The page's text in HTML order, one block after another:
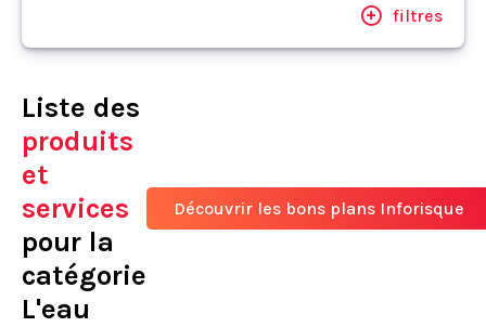
filtres
Liste des
produits
et
services
pour la
catégorie
L'eau
Découvrir les bons plans Inforisque